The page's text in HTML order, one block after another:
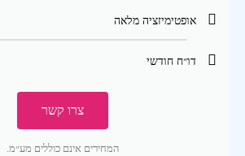
אופטימיזציה מלאה
דו״ח חודשי
צרו קשר
המחירים אינם כוללים מע״מ.